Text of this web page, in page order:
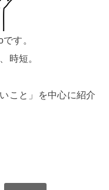
す。
時短。
こと」を中心に紹介